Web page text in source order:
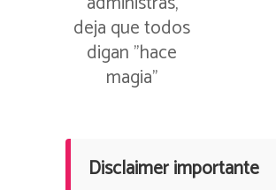
deja que todos
digan ”hace
magia”
Disclaimer importante